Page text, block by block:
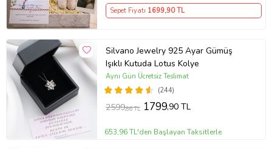
Sepet Fiyatı 1699,90 TL
Silvano Jewelry 925 Ayar Gümüş
Işıklı Kutuda Lotus Kolye
(244)
Aynı Gün Ücretsiz Teslimat
2599,86 TL 1799,90 TL
653,96 TL'den Başlayan Taksitlerle